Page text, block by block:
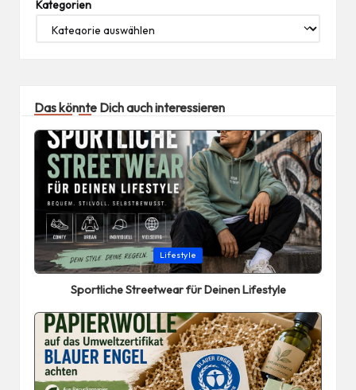
Kategorien
Das könnte Dich auch interessieren
Posted
in
Lifestyle
Sportliche Streetwear für Deinen Lifestyle